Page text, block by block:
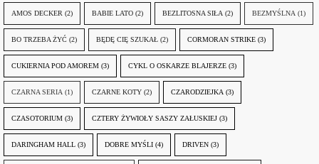
AMOS DECKER (2) BABIE LATO (2) BEZLITOSNA SIŁA (2) BEZMYŚLNA (1)
BO TRZEBA ŻYĆ (2) BĘDĘ CIĘ SZUKAŁ (2) CORMORAN STRIKE (3)
CUKIERNIA POD AMOREM (3) CYKL O OSKARZE BLAJERZE (3)
CZARNA SERIA (1) CZARNE KOTY (2) CZARODZIEJKA (3)
CZASOTORIUM (3) CZTERY ŻYWIOŁY SASZY ZAŁUSKIEJ (3)
DARINGHAM HALL (3) DOBRE MYŚLI (4) DRIVEN (3)